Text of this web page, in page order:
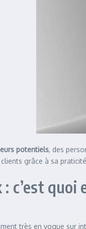
potentiels, des
grâce à sa
: c’est quoi
très en vogue sur